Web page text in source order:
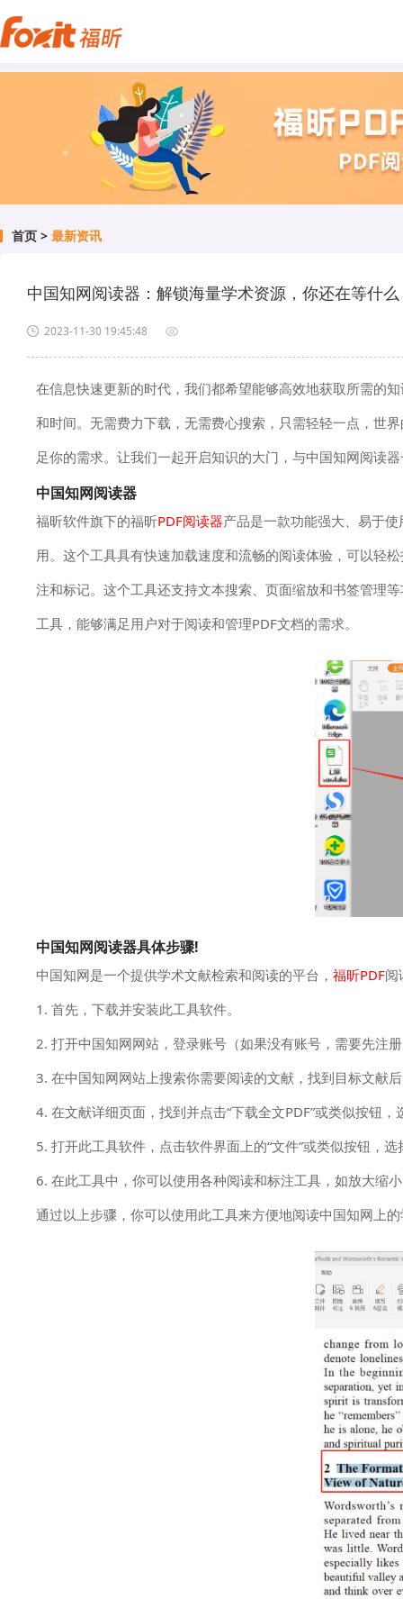
首页 > 最新资讯
2023-11-30 19:45:48
在信息快速更新的时代，我们都希望能够高效地获取所需的
和时间。无需费力下载，无需费心搜索，只需轻轻一点，世
足你的需求。让我们一起开启知识的大门，与中国知网阅读
中国知网阅读器
福昕软件旗下的福昕PDF阅读器产品是一款功能强大、易于
用。这个工具具有快速加载速度和流畅的阅读体验，可以轻
注和标记。这个工具还支持文本搜索、页面缩放和书签管理
工具，能够满足用户对于阅读和管理PDF文档的需求。
中国知网阅读器具体步骤!
中国知网是一个提供学术文献检索和阅读的平台， 福昕PDF阅
1. 首先，下载并安装此工具软件。
2. 打开中国知网网站，登录账号（如果没有账号，需要先注
3. 在中国知网网站上搜索你需要阅读的文献，找到目标文献
4. 在文献详细页面，找到并点击“下载全文PDF”或类似按钮，
5. 打开此工具软件，点击软件界面上的“文件”或类似按钮，
6. 在此工具中，你可以使用各种阅读和标注工具，如放大缩
通过以上步骤，你可以使用此工具来方便地阅读中国知网上